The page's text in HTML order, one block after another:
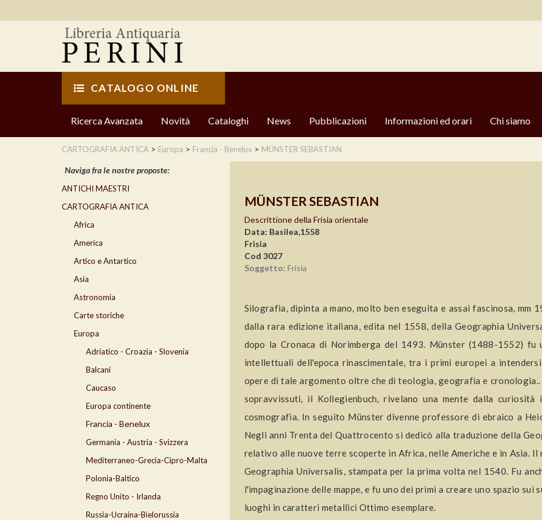
CATALOGO ONLINE
Ricerca Avanzata Novità Cataloghi News Pubblicazioni Informazioni ed orari Chi siamo
CARTOGRAFIA ANTICA > Europa > Francia - Benelux > MÜNSTER SEBASTIAN
MÜNSTER SEBASTIAN
Descrittione della Frisia orientale
Data: Basilea,1558
Frisia
Cod 3027
Soggetto: Frisia
Silografia, dipinta a mano, molto ben eseguita e assai fascinosa,
dalla rara edizione italiana, edita nel 1558, della Geographia
dopo la Cronaca di Norimberga del 1493. Münster (1488-1552)
intellettuali dell'epoca rinascimentale, tra i primi europei a
opere di tale argomento oltre che di teologia, geografia e
sopravvissuti, il Kollegienbuch, rivelano una mente dalla
cosmografia. In seguito Münster divenne professore di ebraico a
Negli anni Trenta del Quattrocento si dedicò alla traduzione della
relativo alle nuove terre scoperte in Africa, nelle Americhe e in Asia.
Geographia Universalis, stampata per la prima volta nel 1540. Fu
l'impaginazione delle mappe, e fu uno dei primi a creare uno spazio
luoghi in caratteri metallici Ottimo esemplare.
Naviga fra le nostre proposte:
ANTICHI MAESTRI
CARTOGRAFIA ANTICA
Africa
America
Artico e Antartico
Asia
Astronomia
Carte storiche
Europa
Adriatico - Croazia - Slovenia
Balcani
Caucaso
Europa continente
Francia - Benelux
Germania - Austria - Svizzera
Mediterraneo-Grecia-Cipro-Malta
Polonia-Baltico
Regno Unito - Irlanda
Russia-Ucraina-Bielorussia